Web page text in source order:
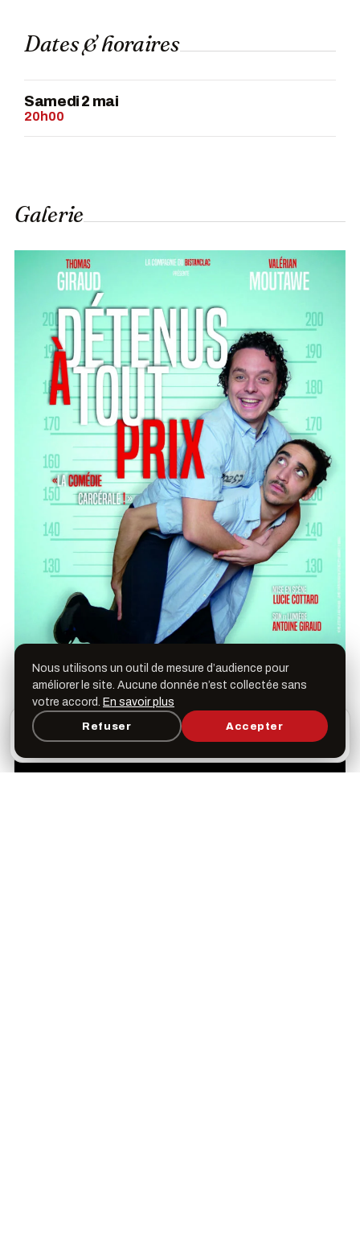
Dates & horaires
Samedi 2 mai
20h00
Galerie
L’appli Léspas
Programme, favoris & rappels sur votre écran
×
Nous utilisons un outil de mesure d’audience pour
améliorer le site. Aucune donnée n’est collectée sans
votre accord. En savoir plus
Refuser Accepter